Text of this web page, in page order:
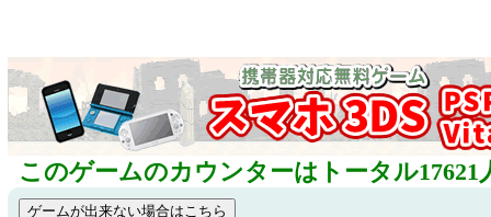
このゲームのカウンターはトータル17621